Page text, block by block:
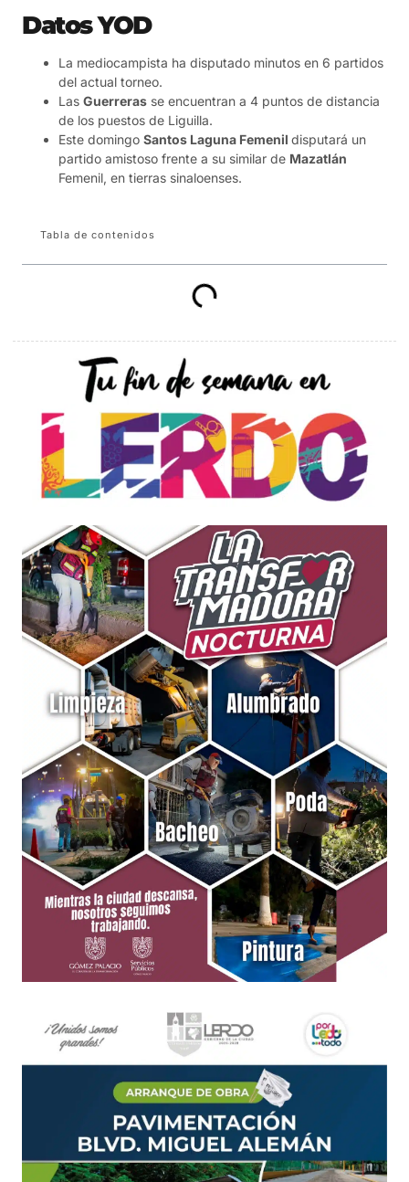
Datos YOD
La mediocampista ha disputado minutos en 6 partidos
del actual torneo.
Las Guerreras se encuentran a 4 puntos de distancia
de los puestos de Liguilla.
Este domingo Santos Laguna Femenil disputará un
partido amistoso frente a su similar de Mazatlán
Femenil, en tierras sinaloenses.
Tabla de contenidos